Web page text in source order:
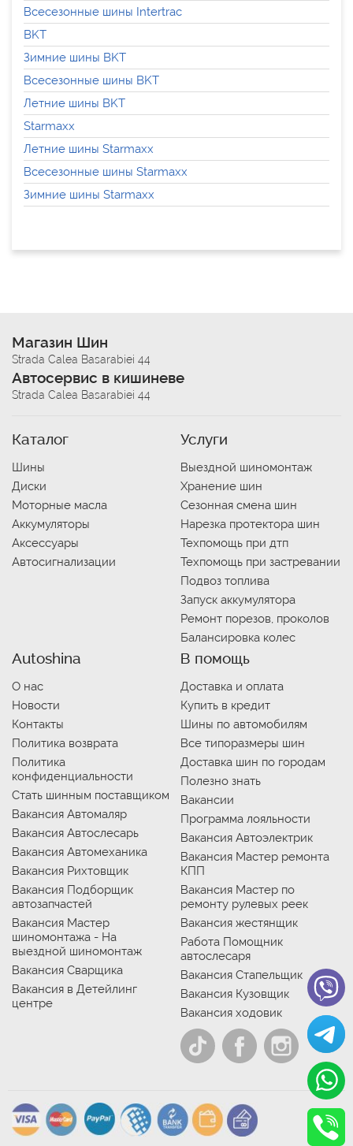
Всесезонные шины Intertrac
BKT
Зимние шины BKT
Всесезонные шины BKT
Летние шины BKT
Starmaxx
Летние шины Starmaxx
Всесезонные шины Starmaxx
Зимние шины Starmaxx
Магазин Шин
Strada Calea Basarabiei 44
Автосервис в кишиневе
Strada Calea Basarabiei 44
Каталог
Шины
Диски
Моторные масла
Аккумуляторы
Аксессуары
Автосигнализации
Услуги
Выездной шиномонтаж
Хранение шин
Сезонная смена шин
Нарезка протектора шин
Техпомощь при дтп
Техпомощь при застревании
Подвоз топлива
Запуск аккумулятора
Ремонт порезов, проколов
Балансировка колес
Autoshina
О нас
Новости
Контакты
Политика возврата
Политика
конфиденциальности
Стать шинным поставщиком
Вакансия Автомаляр
Вакансия Автослесарь
Вакансия Автомеханика
Вакансия Рихтовщик
Вакансия Подборщик
автозапчастей
Вакансия Мастер
шиномонтажа - На
выездной шиномонтаж
Вакансия Сварщика
Вакансия в Детейлинг
центре
В помощь
Доставка и оплата
Купить в кредит
Шины по автомобилям
Все типоразмеры шин
Доставка шин по городам
Полезно знать
Вакансии
Программа лояльности
Вакансия Автоэлектрик
Вакансия Мастер ремонта
КПП
Вакансия Мастер по
ремонту рулевых реек
Вакансия жестянщик
Работа Помощник
автослесаря
Вакансия Стапельщик
Вакансия Кузовщик
Вакансия ходовик